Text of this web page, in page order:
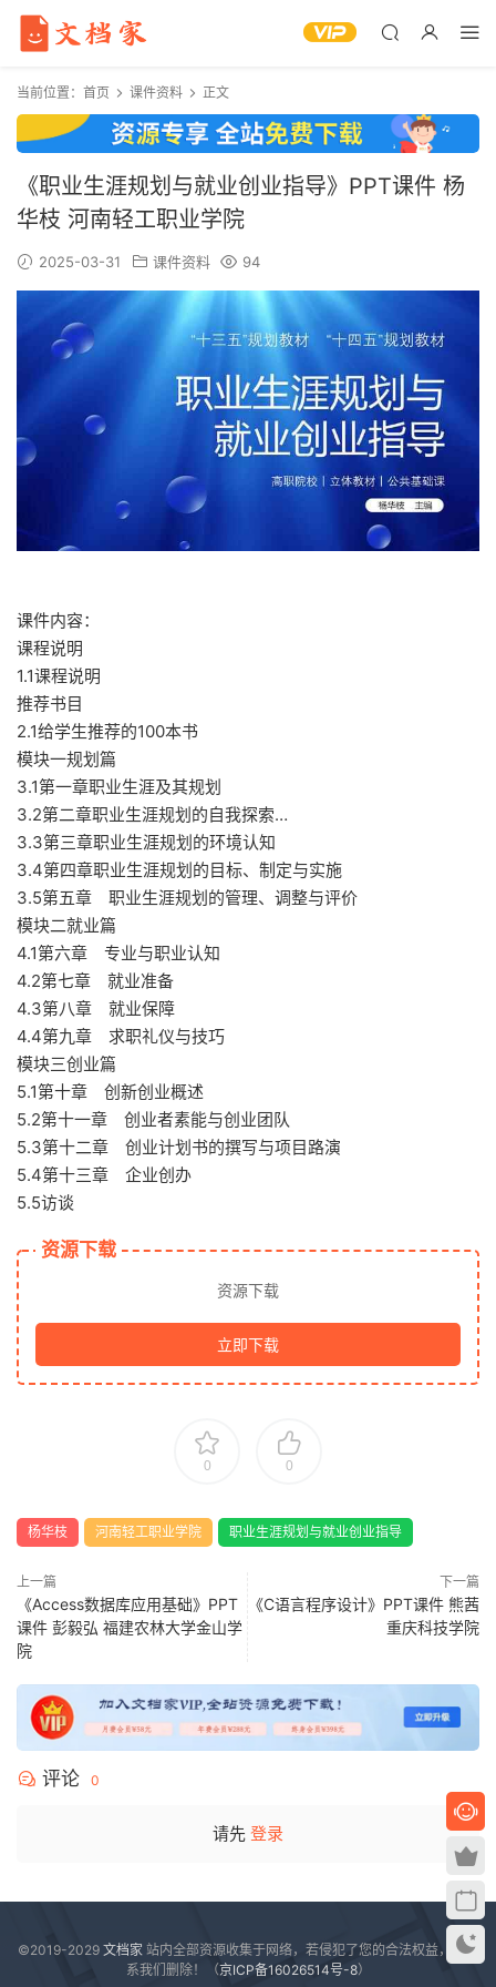
当前位置： 首页 课件资料 正文
《职业生涯规划与就业创业指导》PPT课件 杨
华枝 河南轻工职业学院
2025-03-31 课件资料 94
课件内容：
课程说明
1.1课程说明
推荐书目
2.1给学生推荐的100本书
模块一规划篇
3.1第一章职业生涯及其规划
3.2第二章职业生涯规划的自我探索…
3.3第三章职业生涯规划的环境认知
3.4第四章职业生涯规划的目标、制定与实施
3.5第五章 职业生涯规划的管理、调整与评价
模块二就业篇
4.1第六章 专业与职业认知
4.2第七章 就业准备
4.3第八章 就业保障
4.4第九章 求职礼仪与技巧
模块三创业篇
5.1第十章 创新创业概述
5.2第十一章 创业者素能与创业团队
5.3第十二章 创业计划书的撰写与项目路演
5.4第十三章 企业创办
5.5访谈
资源下载
资源下载
立即下载
0 0
杨华枝 河南轻工职业学院 职业生涯规划与就业创业指导
上一篇
《Access数据库应用基础》PPT
课件 彭毅弘 福建农林大学金山学
院
下一篇
《C语言程序设计》PPT课件 熊茜
重庆科技学院
评论 0
请先 登录
©2019-2029 文档家 站内全部资源收集于网络，若侵犯了您的合法权益，请联
系我们删除！（京ICP备16026514号-8）